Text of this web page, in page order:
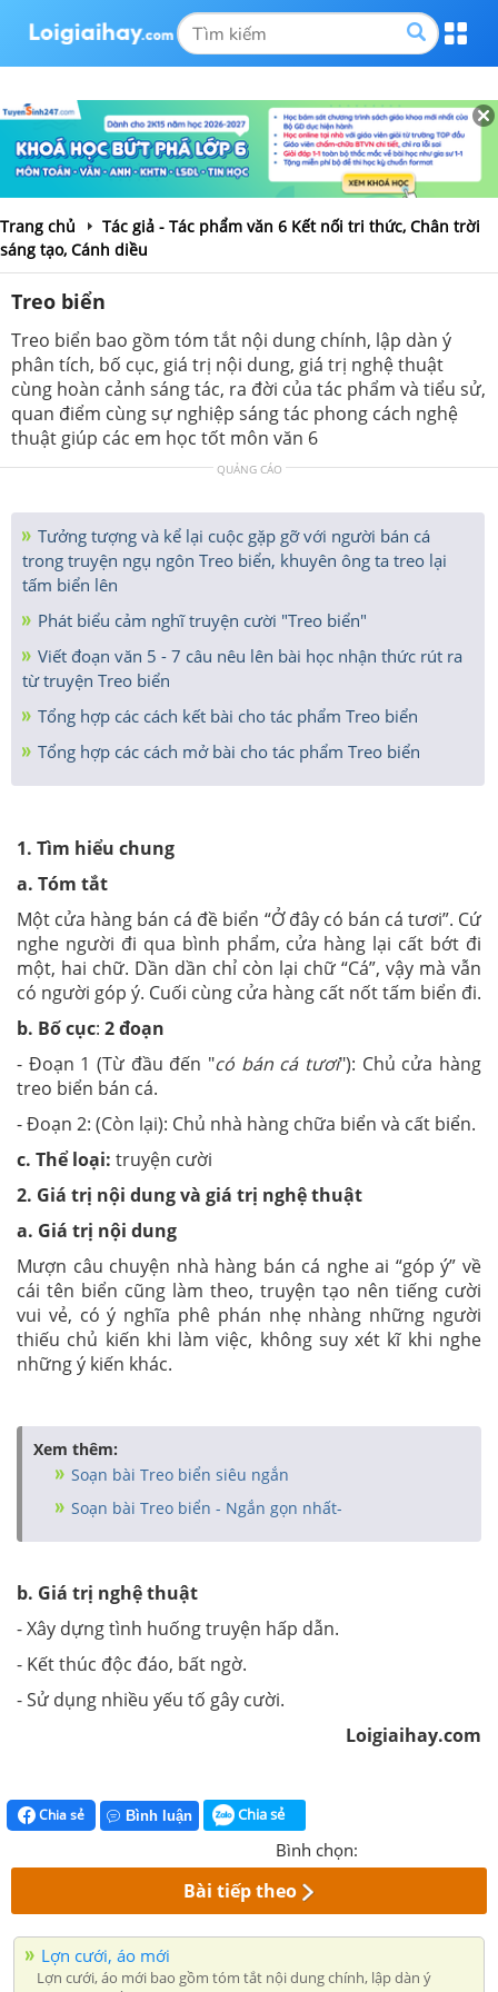
Trang chủ
Tác giả - Tác phẩm văn 6 Kết nối tri thức, Chân trời
sáng tạo, Cánh diều
Treo biển
Treo biển bao gồm tóm tắt nội dung chính, lập dàn ý
phân tích, bố cục, giá trị nội dung, giá trị nghệ thuật
cùng hoàn cảnh sáng tác, ra đời của tác phẩm và tiểu sử,
quan điểm cùng sự nghiệp sáng tác phong cách nghệ
thuật giúp các em học tốt môn văn 6
QUẢNG CÁO
Tưởng tượng và kể lại cuộc gặp gỡ với người bán cá
trong truyện ngụ ngôn Treo biển, khuyên ông ta treo lại
tấm biển lên
Phát biểu cảm nghĩ truyện cười "Treo biển"
Viết đoạn văn 5 - 7 câu nêu lên bài học nhận thức rút ra
từ truyện Treo biển
Tổng hợp các cách kết bài cho tác phẩm Treo biển
Tổng hợp các cách mở bài cho tác phẩm Treo biển
1. Tìm hiểu chung
a. Tóm tắt
Một cửa hàng bán cá đề biển “Ở đây có bán cá tươi”. Cứ
nghe người đi qua bình phẩm, cửa hàng lại cất bớt đi
một, hai chữ. Dần dần chỉ còn lại chữ “Cá”, vậy mà vẫn
có người góp ý. Cuối cùng cửa hàng cất nốt tấm biển đi.
b. Bố cục: 2 đoạn
- Đoạn 1 (Từ đầu đến "có bán cá tươi"): Chủ cửa hàng
treo biển bán cá.
- Đoạn 2: (Còn lại): Chủ nhà hàng chữa biển và cất biển.
c. Thể loại: truyện cười
2. Giá trị nội dung và giá trị nghệ thuật
a. Giá trị nội dung
Mượn câu chuyện nhà hàng bán cá nghe ai “góp ý” về
cái tên biển cũng làm theo, truyện tạo nên tiếng cười
vui vẻ, có ý nghĩa phê phán nhẹ nhàng những người
thiếu chủ kiến khi làm việc, không suy xét kĩ khi nghe
những ý kiến khác.
Xem thêm:
Soạn bài Treo biển siêu ngắn
Soạn bài Treo biển - Ngắn gọn nhất-
b. Giá trị nghệ thuật
- Xây dựng tình huống truyện hấp dẫn.
- Kết thúc độc đáo, bất ngờ.
- Sử dụng nhiều yếu tố gây cười.
Loigiaihay.com
Chia sẻ Bình luận Chia sẻ
Bình chọn:
Bài tiếp theo
Lợn cưới, áo mới
Lợn cưới, áo mới bao gồm tóm tắt nội dung chính, lập dàn ý